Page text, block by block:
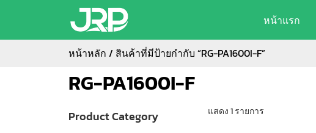
หน้าแรก
หน้าหลัก / สินค้าที่มีป้ายกำกับ “RG-PA1600I-F”
RG-PA1600I-F
Product Category แสดง 1 รายการ